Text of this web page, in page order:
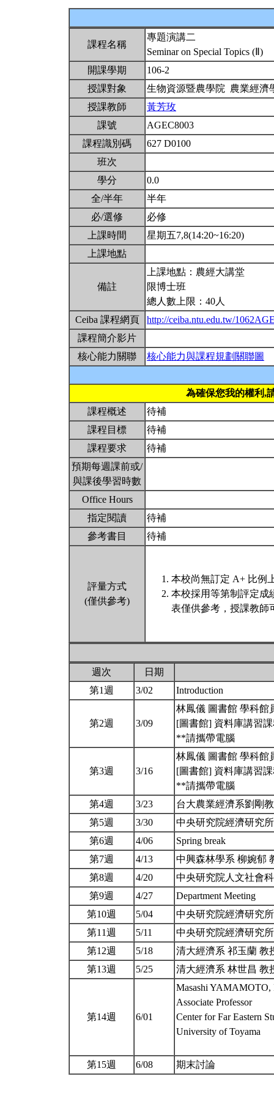
課程名稱
專題演講二
Seminar on Special Topics (Ⅱ)
開課學期
106-2
授課對象
生物資源暨農學院 農業經
授課教師
黃芳玫
課號
AGEC8003
課程識別碼
627 D0100
班次
學分
0.0
全/半年
半年
必/選修
必修
上課時間
星期五7,8(14:20~16:20)
上課地點
備註
上課地點：農經大講堂
限博士班
總人數上限：40人
Ceiba 課程網頁
http://ceiba.ntu.edu.tw/
課程簡介影片
核心能力關聯
核心能力與課程規劃關聯圖
為確保您我的權利,
課程概述
待補
課程目標
待補
課程要求
待補
預期每週課前或/
與課後學習時數
Office Hours
指定閱讀
待補
參考書目
待補
評量方式
(僅供參考)
本校尚無訂定 A+ 比例
本校採用等第制評定成
表僅供參考，授課教師
週次
日期
第1週
3/02 Introduction
第2週 3/09
林鳳儀 圖書館 學科館
[圖書館] 資料庫講習
**請攜帶電腦
第3週 3/16
林鳳儀 圖書館 學科館
[圖書館] 資料庫講習
**請攜帶電腦
第4週
3/23
台大農業經濟系劉剛
第5週
3/30
中央研究院經濟研究
第6週
4/06
Spring break
第7週
4/13
中興森林學系 柳婉郁
第8週
4/20
中央研究院人文社會
第9週
4/27
Department Meeting
第10週
5/04
中央研究院經濟研究
第11週
5/11
中央研究院經濟研究
第12週
5/18
清大經濟系 祁玉蘭 教
第13週
5/25 清大經濟系 林世昌 教
第14週 6/01
Masashi YAMAMOTO,
Associate Professor
Center for Far Eastern
University of Toyama
第15週 6/08 期末討論